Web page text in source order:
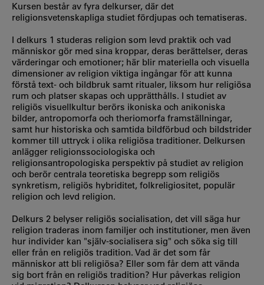
Kursen består av fyra delkurser, där det
religionsvetenskapliga studiet fördjupas och tematiseras.
I delkurs 1 studeras religion som levd praktik och vad
människor gör med sina kroppar, deras berättelser, deras
värderingar och emotioner; här blir materiella och visuella
dimensioner av religion viktiga ingångar för att kunna
förstå text- och bildbruk samt ritualer, liksom hur religiösa
rum och platser skapas och upprätthålls. I studiet av
religiös visuellkultur berörs ikoniska och anikoniska
bilder, antropomorfa och theriomorfa framställningar,
samt hur historiska och samtida bildförbud och bildstrider
kommer till uttryck i olika religiösa traditioner. Delkursen
anlägger religionssociologiska och
religionsantropologiska perspektiv på studiet av religion
och berör centrala teoretiska begrepp som religiös
synkretism, religiös hybriditet, folkreligiositet, populär
religion och levd religion.
Delkurs 2 belyser religiös socialisation, det vill säga hur
religion traderas inom familjer och institutioner, men även
hur individer kan "själv-socialisera sig" och söka sig till
eller från en religiös tradition. Vad är det som får
människor att bli religiösa? Eller som får dem att vända
sig bort från en religiös tradition? Hur påverkas religion